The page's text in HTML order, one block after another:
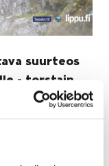
suurteos
- torstain
uutta